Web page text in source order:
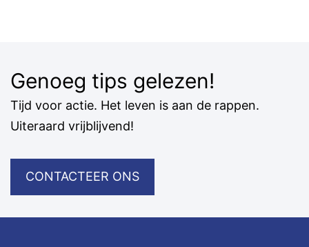
Genoeg tips gelezen!
Tijd voor actie. Het leven is aan de rappen.
Uiteraard vrijblijvend!
CONTACTEER ONS